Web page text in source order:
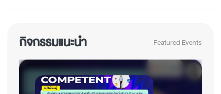
กิจกรรมแนะนำ Featured Events